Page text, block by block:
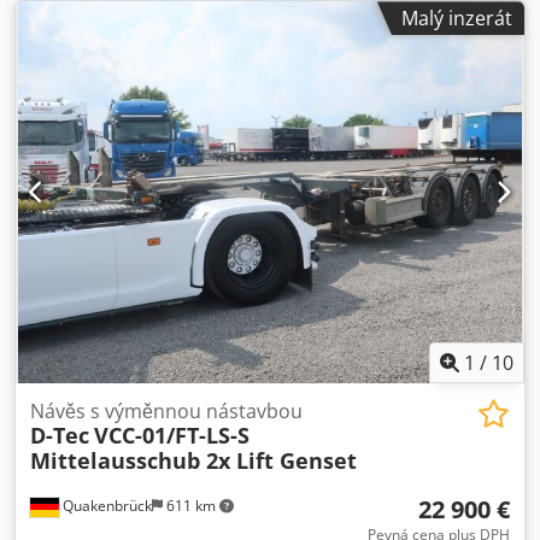
/ 2500 mm, hmotnost: přibližně 7600 kg. Dokumentace je k
dispozici. Možnost prohlídky na místě. Dkjdpjznmxyjfx
Malý inzerát
1 / 10
Quakenbrück 611 km
Návěs s výměnnou nástavbou
D-TecVCC-01/FT-LS-S
Mittelausschub 2x Lift Genset
22 900 €
Pevná cena plus DPH